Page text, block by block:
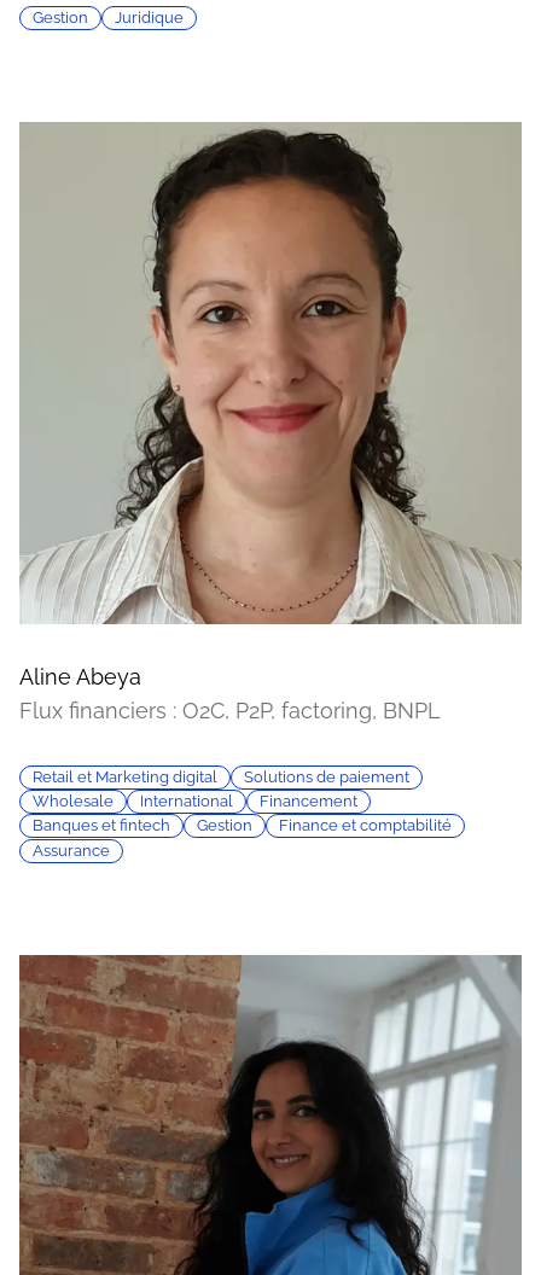
Gestion Juridique
Aline Abeya
Flux financiers : O2C, P2P, factoring, BNPL
Retail et Marketing digital
Solutions de paiement
Wholesale
International
Financement
Banques et fintech
Gestion
Finance et comptabilité
Assurance